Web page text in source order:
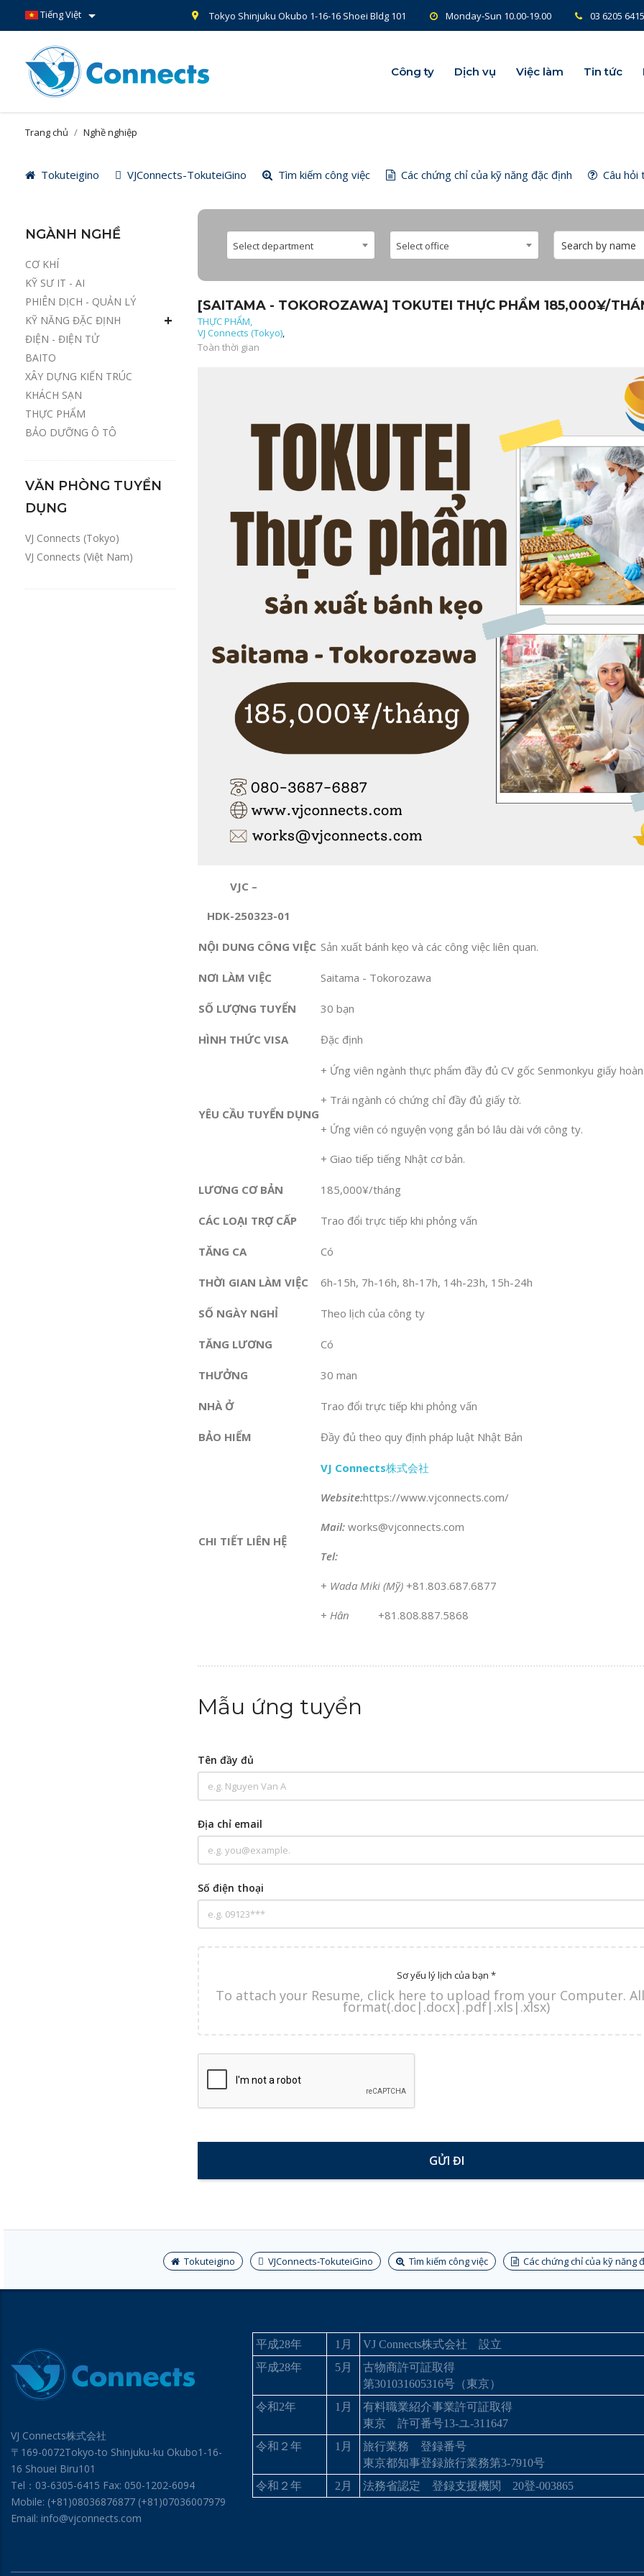
Tiếng Việt  Tokyo Shinjuku Okubo 1-16-16 Shoei Bldg 101 Monday-Sun 10.00-19.00 03 6205 6415
Công ty Dịch vụ Việc làm Tin tức
Công ty Dịch vụ Việc làm Tin tức
Trang chủ Nghề nghiệp
Tokuteigino VJConnects-TokuteiGino Tìm kiếm công việc Các chứng chỉ của kỹ năng đặc định Câu hỏi
NGÀNH NGHỀ
CƠ KHÍ
KỸ SƯ IT - AI
PHIÊN DỊCH - QUẢN LÝ
KỸ NĂNG ĐẶC ĐỊNH
ĐIỆN - ĐIỆN TỬ
BAITO
XÂY DỰNG KIẾN TRÚC
KHÁCH SẠN
THỰC PHẨM
BẢO DƯỠNG Ô TÔ
VĂN PHÒNG TUYỂN
DỤNG
VJ Connects (Tokyo)
VJ Connects (Việt Nam)
Select department Select office
[SAITAMA - TOKOROZAWA] TOKUTEI THỰC PHẨM 185,000¥/
THỰC PHẨM,
VJ Connects (Tokyo),
Toàn thời gian
VJC –
HDK-250323-01
NỘI DUNG CÔNG VIỆC Sản xuất bánh kẹo và các công việc liên quan.
NƠI LÀM VIỆC Saitama - Tokorozawa
SỐ LƯỢNG TUYỂN 30 bạn
HÌNH THỨC VISA Đặc định
YÊU CẦU TUYỂN DỤNG
+ Ứng viên ngành thực phẩm đầy đủ CV gốc Senmonkyu giấy
+ Trái ngành có chứng chỉ đầy đủ giấy tờ.
+ Ứng viên có nguyện vọng gắn bó lâu dài với công ty.
+ Giao tiếp tiếng Nhật cơ bản.
LƯƠNG CƠ BẢN 185,000¥/tháng
CÁC LOẠI TRỢ CẤP Trao đổi trực tiếp khi phỏng vấn
TĂNG CA Có
THỜI GIAN LÀM VIỆC 6h-15h, 7h-16h, 8h-17h, 14h-23h, 15h-24h
SỐ NGÀY NGHỈ Theo lịch của công ty
TĂNG LƯƠNG Có
THƯỞNG 30 man
NHÀ Ở Trao đổi trực tiếp khi phỏng vấn
BẢO HIỂM Đầy đủ theo quy định pháp luật Nhật Bản
CHI TIẾT LIÊN HỆ
VJ Connects株式会社
Website:https://www.vjconnects.com/
Mail: works@vjconnects.com
Tel:
+ Wada Miki (Mỹ) +81.803.687.6877
+ Hân +81.808.887.5868
Mẫu ứng tuyển
Tên đầy đủ
Địa chỉ email
Số điện thoại
Sơ yếu lý lịch của bạn *
To attach your Resume, click here to upload from your Computer.
format(.doc|.docx|.pdf|.xls|.xlsx)
GỬI ĐI
Tokuteigino VJConnects-TokuteiGino Tìm kiếm công việc Các chứng chỉ của kỹ năng
VJ Connects株式会社
〒169-0072Tokyo-to Shinjuku-ku Okubo1-16-
16 Shouei Biru101
Tel：03-6305-6415 Fax: 050-1202-6094
Mobile: (+81)08036876877 (+81)07036007979
Email: info@vjconnects.com
平成28年 1 月 VJ Connects株式会社 設立
平成28年 5月
古物商許可証取得
第301031605316号（東京）
令和2年 1 月
有料職業紹介事業許可証取得
東京 許可番号13-ユ-311647
令和２年
1 月
旅行業務 登録番号
東京都知事登録旅行業務第3-7910号
令和２年
2 月 法務省認定 登録支援機関 20登-003865